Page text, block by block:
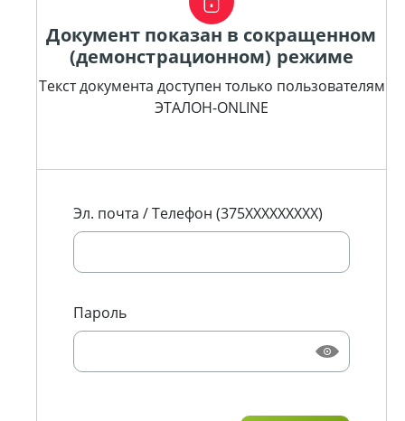
Документ показан в сокращенном
(демонстрационном) режиме
Текст документа доступен только пользователям
ЭТАЛОН-ONLINE
Эл. почта / Телефон (375XXXXXXXXX)
Пароль